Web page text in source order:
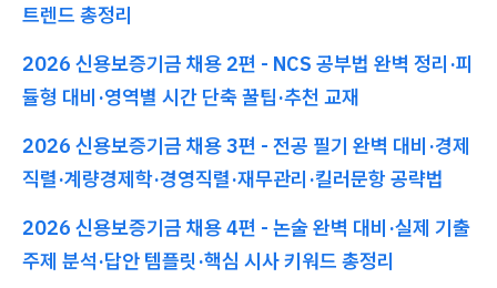
트렌드 총정리
2026 신용보증기금 채용 2편 - NCS 공부법 완벽 정리·피
듈형 대비·영역별 시간 단축 꿀팁·추천 교재
2026 신용보증기금 채용 3편 - 전공 필기 완벽 대비·경제
직렬·계량경제학·경영직렬·재무관리·킬러문항 공략법
2026 신용보증기금 채용 4편 - 논술 완벽 대비·실제 기출
주제 분석·답안 템플릿·핵심 시사 키워드 총정리